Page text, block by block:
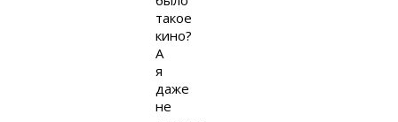
такое
кино?
А
я
даже
не